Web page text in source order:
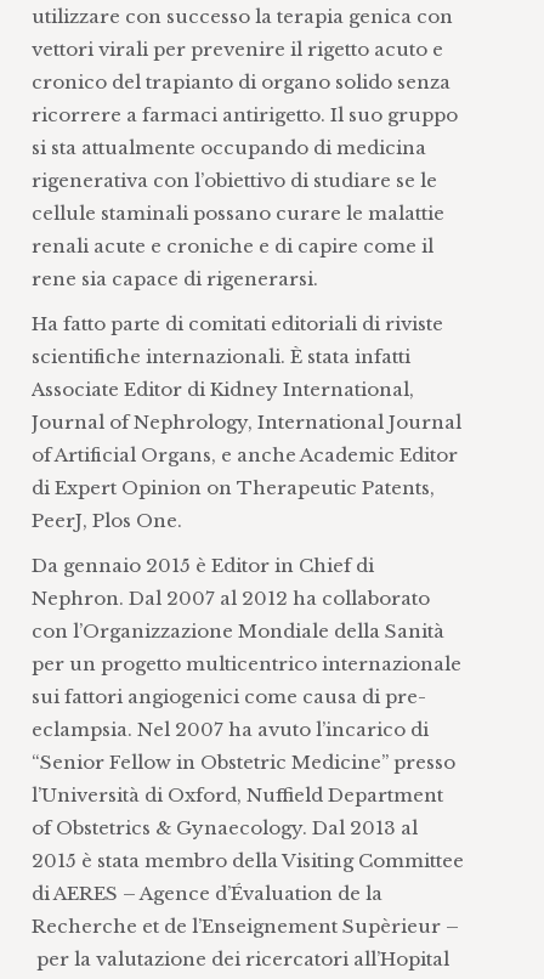
utilizzare con successo la terapia genica con
vettori virali per prevenire il rigetto acuto e
cronico del trapianto di organo solido senza
ricorrere a farmaci antirigetto. Il suo gruppo
si sta attualmente occupando di medicina
rigenerativa con l’obiettivo di studiare se le
cellule staminali possano curare le malattie
renali acute e croniche e di capire come il
rene sia capace di rigenerarsi.
Ha fatto parte di comitati editoriali di riviste
scientifiche internazionali. È stata infatti
Associate Editor di Kidney International,
Journal of Nephrology, International Journal
of Artificial Organs, e anche Academic Editor
di Expert Opinion on Therapeutic Patents,
PeerJ, Plos One.
Da gennaio 2015 è Editor in Chief di
Nephron. Dal 2007 al 2012 ha collaborato
con l’Organizzazione Mondiale della Sanità
per un progetto multicentrico internazionale
sui fattori angiogenici come causa di pre-
eclampsia. Nel 2007 ha avuto l’incarico di
“Senior Fellow in Obstetric Medicine” presso
l’Università di Oxford, Nuffield Department
of Obstetrics & Gynaecology. Dal 2013 al
2015 è stata membro della Visiting Committee
di AERES – Agence d’Évaluation de la
Recherche et de l’Enseignement Supèrieur –
per la valutazione dei ricercatori all’Hopital